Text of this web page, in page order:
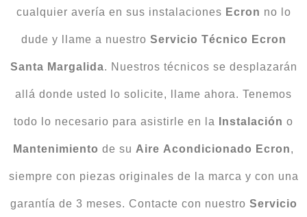
cualquier avería en sus instalaciones Ecron no lo
dude y llame a nuestro Servicio Técnico Ecron
Santa Margalida. Nuestros técnicos se desplazarán
allá donde usted lo solicite, llame ahora. Tenemos
todo lo necesario para asistirle en la Instalación o
Mantenimiento de su Aire Acondicionado Ecron,
siempre con piezas originales de la marca y con una
garantía de 3 meses. Contacte con nuestro Servicio